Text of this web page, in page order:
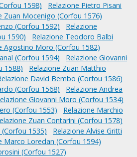
1598)
Relazione Pietro Pisani
Zuan Mocenigo (Corfou 1576)
(Corfou 1592)
Relazione
1590)
Relazione Teodoro Balbi
Agostino Moro (Corfou 1582)
(Corfou 1594)
Relazione Giovanni
1588)
Relazione Zuan Matthio
David Bembo (Corfou 1586)
(Corfou 1568)
Relazione Andrea
Giovanni Moro (Corfou 1534)
(Corfou 1553)
Relazione Marchio
Zuan Contarini (Corfou 1578)
1535)
Relazione Alvise Gritti
Marco Loredan (Corfou 1594)
(Corfou 1527)